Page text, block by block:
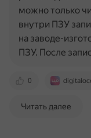
0
можно только
внутри ПЗУ
на заводе-
ПЗУ. После
Читать далее